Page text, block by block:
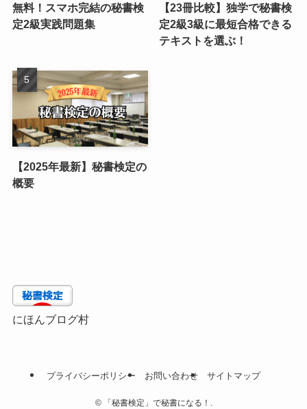
無料！スマホ完結の秘書検
定2級実践問題集
【23冊比較】独学で秘書検
定2級3級に最短合格できる
テキストを選ぶ！
【2025年最新】秘書検定の
概要
にほんブログ村
プライバシーポリシー お問い合わせ サイトマップ
©「秘書検定」で秘書になる！.